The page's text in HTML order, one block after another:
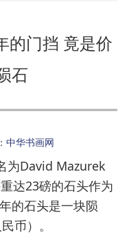
的门挡 竟是价
石
中华书画网
David Mazurek
达23磅的石头作为
的石头是一块陨
币）。